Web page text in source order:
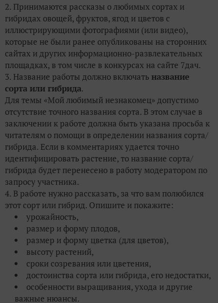
2. Принимаются рассказы о любимых сортах и
гибридах овощей, фруктов, ягод и цветов с
иллюстрирующими фотографиями (или видео),
которые не были ранее опубликованы на сторонних
сайтах и других информационно-развлекательных
площадках, в том числе в конкурсах на сайте 7дач.
3. Название работы должно включать название
сорта или гибрида.
Для темы «Мой любимый незнакомец» допустимо
отсутствие точного названия сорта. В этом случае в
заключении к работе должна быть указана просьба к
читателям о помощи в определении названия сорта/
гибрида. Если в комментариях удается точно
идентифицировать растение, то название сорта/
гибрида будет перенесено в работу модератором по
запросу участника.
4. В работе нужно рассказать, за что вам полюбился
этот сорт или гибрид. Опишите и покажите:
урожайность,
размер и форму плодов,
размер и форму цветка (для цветов),
высоту растений,
сроки созревания или цветения,
достоинства сорта или гибрида, его недостатки,
особенности выращивания, ухода и другие
важные нюансы.